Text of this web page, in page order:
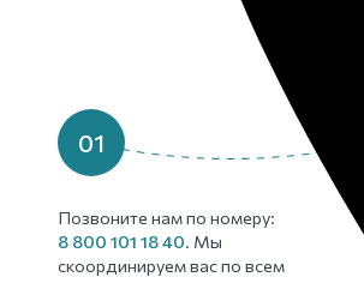
01
Позвоните нам по номеру:
8 800 101 18 40. Мы
скоординируем вас по всем